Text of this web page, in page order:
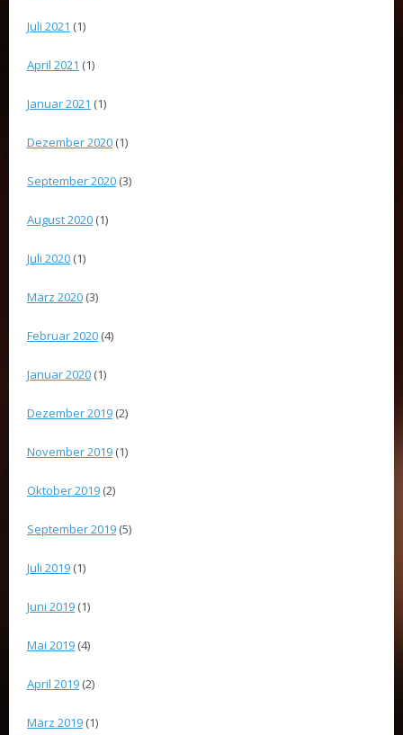
Juli 2021 (1)
April 2021 (1)
Januar 2021 (1)
Dezember 2020 (1)
September 2020 (3)
August 2020 (1)
Juli 2020 (1)
März 2020 (3)
Februar 2020 (4)
Januar 2020 (1)
Dezember 2019 (2)
November 2019 (1)
Oktober 2019 (2)
September 2019 (5)
Juli 2019 (1)
Juni 2019 (1)
Mai 2019 (4)
April 2019 (2)
März 2019 (1)